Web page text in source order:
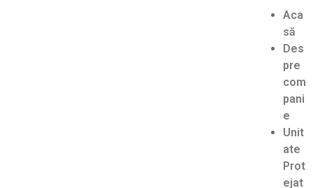
Aca
să
Des
pre
com
pani
e
Unit
ate
Prot
ejat